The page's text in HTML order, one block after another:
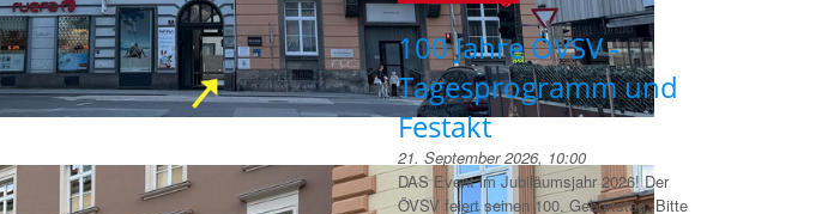
100 Jahre ÖVSV -
Tagesprogramm und
Festakt
21. September 2026, 10:00
DAS Event im Jubiläumsjahr 2026! Der
ÖVSV feiert seinen 100. Geburtstag. Bitte